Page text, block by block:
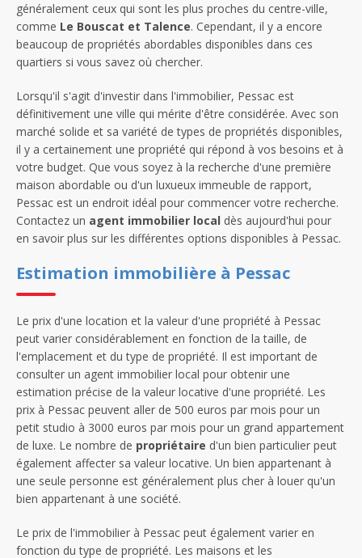
généralement ceux qui sont les plus proches du centre-ville,
comme Le Bouscat et Talence. Cependant, il y a encore
beaucoup de propriétés abordables disponibles dans ces
quartiers si vous savez où chercher.
Lorsqu'il s'agit d'investir dans l'immobilier, Pessac est
définitivement une ville qui mérite d'être considérée. Avec son
marché solide et sa variété de types de propriétés disponibles,
il y a certainement une propriété qui répond à vos besoins et à
votre budget. Que vous soyez à la recherche d'une première
maison abordable ou d'un luxueux immeuble de rapport,
Pessac est un endroit idéal pour commencer votre recherche.
Contactez un agent immobilier local dès aujourd'hui pour
en savoir plus sur les différentes options disponibles à Pessac.
Estimation immobilière à Pessac
Le prix d'une location et la valeur d'une propriété à Pessac
peut varier considérablement en fonction de la taille, de
l'emplacement et du type de propriété. Il est important de
consulter un agent immobilier local pour obtenir une
estimation précise de la valeur locative d'une propriété. Les
prix à Pessac peuvent aller de 500 euros par mois pour un
petit studio à 3000 euros par mois pour un grand appartement
de luxe. Le nombre de propriétaire d'un bien particulier peut
également affecter sa valeur locative. Un bien appartenant à
une seule personne est généralement plus cher à louer qu'un
bien appartenant à une société.
Le prix de l'immobilier à Pessac peut également varier en
fonction du type de propriété. Les maisons et les